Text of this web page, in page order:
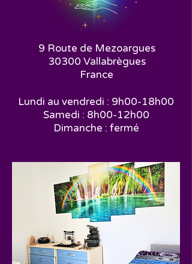
9 Route de Mezoargues
30300 Vallabrègues
France
Lundi au vendredi : 9h00-18h00
Samedi : 8h00-12h00
Dimanche : fermé